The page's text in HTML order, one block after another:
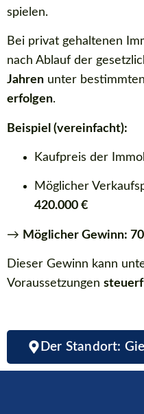
spielen.
Bei privat gehaltenen
nach Ablauf der
Jahren unter
erfolgen.
Beispiel (vereinfacht):
Kaufpreis der
Möglicher
420.000 €
→ Möglicher Gewinn:
Dieser Gewinn kann
Voraussetzungen
Der Standort: